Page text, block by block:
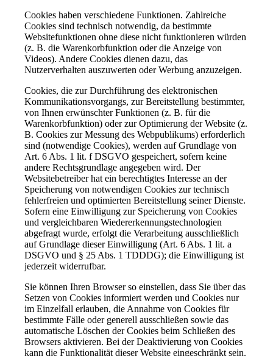
Cookies haben verschiedene Funktionen. Zahlreiche
Cookies sind technisch notwendig, da bestimmte
Websitefunktionen ohne diese nicht funktionieren würden
(z. B. die Warenkorbfunktion oder die Anzeige von
Videos). Andere Cookies dienen dazu, das
Nutzerverhalten auszuwerten oder Werbung anzuzeigen.
Cookies, die zur Durchführung des elektronischen
Kommunikationsvorgangs, zur Bereitstellung bestimmter,
von Ihnen erwünschter Funktionen (z. B. für die
Warenkorbfunktion) oder zur Optimierung der Website (z.
B. Cookies zur Messung des Webpublikums) erforderlich
sind (notwendige Cookies), werden auf Grundlage von
Art. 6 Abs. 1 lit. f DSGVO gespeichert, sofern keine
andere Rechtsgrundlage angegeben wird. Der
Websitebetreiber hat ein berechtigtes Interesse an der
Speicherung von notwendigen Cookies zur technisch
fehlerfreien und optimierten Bereitstellung seiner Dienste.
Sofern eine Einwilligung zur Speicherung von Cookies
und vergleichbaren Wiedererkennungstechnologien
abgefragt wurde, erfolgt die Verarbeitung ausschließlich
auf Grundlage dieser Einwilligung (Art. 6 Abs. 1 lit. a
DSGVO und § 25 Abs. 1 TDDDG); die Einwilligung ist
jederzeit widerrufbar.
Sie können Ihren Browser so einstellen, dass Sie über das
Setzen von Cookies informiert werden und Cookies nur
im Einzelfall erlauben, die Annahme von Cookies für
bestimmte Fälle oder generell ausschließen sowie das
automatische Löschen der Cookies beim Schließen des
Browsers aktivieren. Bei der Deaktivierung von Cookies
kann die Funktionalität dieser Website eingeschränkt sein.